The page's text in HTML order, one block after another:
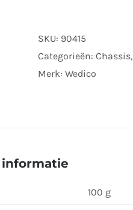
Felgen
Verchromt
aantal
SKU: 90415
Categorieën: Chassis,
Merk: Wedico
100 g